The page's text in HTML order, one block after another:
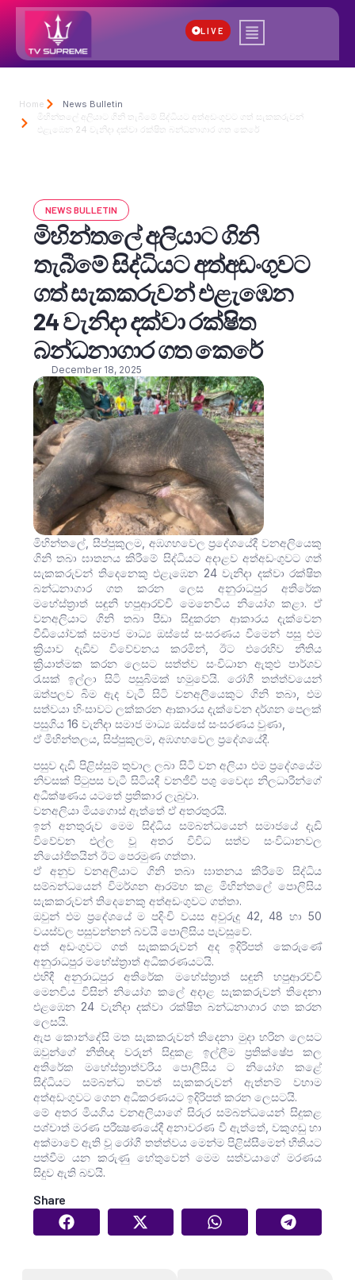
LIVE
Home
News Bulletin
මිහින්තලේ අලියාට ගිනි තැබීමේ සිද්ධියට අත්අඩංගුවට ගත් සැකකරුවන්
එළැඹෙන 24 වැනිදා දක්වා රක්ෂිත බන්ධනාගාර ගත කෙරේ
NEWS BULLETIN
මිහින්තලේ අලියාට ගිනි
තැබීමේ සිද්ධියට අත්අඩංගුවට
ගත් සැකකරුවන් එළැඹෙන
24 වැනිදා දක්වා රක්ෂිත
බන්ධනාගාර ගත කෙරේ
December 18, 2025
මිහින්තලේ, සීප්පුකුලම, අඹගහවෙල ප්‍රදේශයේදී වනඅලියෙකු
ගිනි තබා ඝාතනය කිරීමේ සිද්ධියට අදාළව අත්අඩංගුවට ගත්
සැකකරුවන් තිදෙනෙකු එළැඹෙන 24 වැනිදා දක්වා රක්ෂිත
බන්ධනාගාර ගත කරන ලෙස අනුරාධපුර අතිරේක
මහේස්ත්‍රාත් සඳුනි හපුආරච්චි මෙනෙවිය නියෝග කළා. ඒ
වනඅලියාට ගිනි තබා පීඩා සිදුකරන ආකාරය දැක්වෙන
වීඩියෝවක් සමාජ මාධ්‍ය ඔස්සේ සංසරණය වීමෙන් පසු එම
ක්‍රියාව දැඩිව විවේචනය කරමින්, ඊට එරෙහිව නීතිය
ක්‍රියාත්මක කරන ලෙසට සත්ත්ව සංවිධාන ඇතුළු පාර්ශව
රැසක් ඉල්ලා සිටි පසුබිමක් හමුවේයි. රෝගී තත්ත්වයෙන්
ඔත්පලව බිම ඇද වැටී සිටි වනඅලියෙකුට ගිනි තබා, එම
සත්වයා හිංසාවට ලක්කරන ආකාරය දැක්වෙන දර්ශන පෙලක්
පසුගිය 16 වැනිදා සමාජ මාධ්‍ය ඔස්සේ සංසරණය වුණා,
ඒ මිහින්තලය, සිප්පුකුලම, අඹගහවෙල ප්‍රදේශයේදී.
පසුව දැඩි පිළිස්සුම් තුවාල ලබා සිටි වන අලියා එම ප්‍රදේශයේම
නිවසක් පිටුපස වැටී සිටියදී වනජීවී පශු වෛද්‍ය නිලධාරීන්ගේ
අධීක්ෂණය යටතේ ප්‍රතිකාර ලැබුවා.
වනඅලියා මියගොස් ඇත්තේ ඒ අතරතුරයි.
ඉන් අනතුරුව මෙම සිද්ධිය සම්බන්ධයෙන් සමාජයේ දැඩි
විවේචන එල්ල වූ අතර විවිධ සත්ව සංවිධානවල
නියෝජිතයින් ඊට පෙරමුණ ගත්තා.
ඒ අනුව වනඅලියාට ගිනි තබා ඝාතනය කිරීමේ සිද්ධිය
සම්බන්ධයෙන් විමර්ශන ආරම්භ කළ මිහින්තලේ පොලිසිය
සැකකරුවන් තිදෙනෙකු අත්අඩංගුවට ගත්තා.
ඔවුන් එම ප්‍රදේශයේ ම පදිංචි වයස අවුරුදු 42, 48 හා 50
වයස්වල පසුවන්නන් බවයි පොලිසිය පැවසුවේ.
අත් අඩංගුවට ගත් සැකකරුවන් අද ඉදිරිපත් කෙරුණේ
අනුරාධපුර මහේස්ත්‍රාත් අධිකරණයටයි.
එහිදී අනුරාධපුර අතිරේක මහේස්ත්‍රාත් සඳුනි හපුආරච්චි
මෙනවිය විසින් නියෝග කලේ අදාළ සැකකරුවන් තිදෙනා
එළඹෙන 24 වැනිදා දක්වා රක්ෂිත බන්ධනාගාර ගත කරන
ලෙසයි.
ඇප කොන්දේසි මත සැකකරුවන් තිදෙනා මුදා හරින ලෙසට
ඔවුන්ගේ නීතිඥ වරුන් සිදුකළ ඉල්ලීම ප්‍රතික්ෂේප කල
අතිරේක මහේස්ත්‍රාත්වරිය පොලීසිය ට නියෝග කළේ
සිද්ධියට සම්බන්ධ තවත් සැකකරුවන් ඇත්නම් වහාම
අත්අඩංගුවට ගෙන අධිකරණයට ඉදිරිපත් කරන ලෙසටයි.
මේ අතර මියගිය වනඅලියාගේ සිරුර සම්බන්ධයෙන් සිදුකළ
පශ්චාත් මරණ පරීක්‍ෂණයේදී අනාවරණ වී ඇත්තේ, වකුගඩු හා
අක්මාවේ ඇති වූ රෝගී තත්ත්වය මෙන්ම පිළිස්සීමෙන් භීතියට
පත්වීම යන කරුණු හේතුවෙන් මෙම සත්වයාගේ මරණය
සිදුව ඇති බවයි.
Share